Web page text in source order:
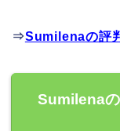
⇒Sumilenaの評
Sumilena